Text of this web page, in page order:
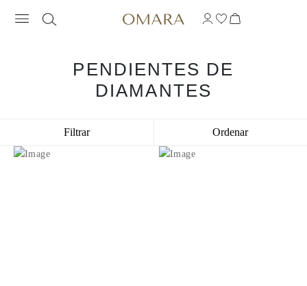
PENDIENTES DE
DIAMANTES
Filtrar Ordenar